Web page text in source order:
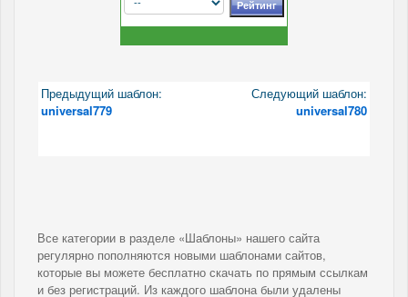
Предыдущий шаблон:
universal779
Следующий шаблон:
universal780
Все категории в разделе «Шаблоны» нашего сайта
регулярно пополняются новыми шаблонами сайтов,
которые вы можете бесплатно скачать по прямым ссылкам
и без регистраций. Из каждого шаблона были удалены